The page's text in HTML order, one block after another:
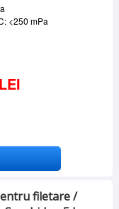
<250 mPa
filetare /